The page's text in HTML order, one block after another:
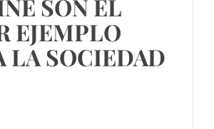
SON EL
EJEMPLO
LA SOCIEDAD